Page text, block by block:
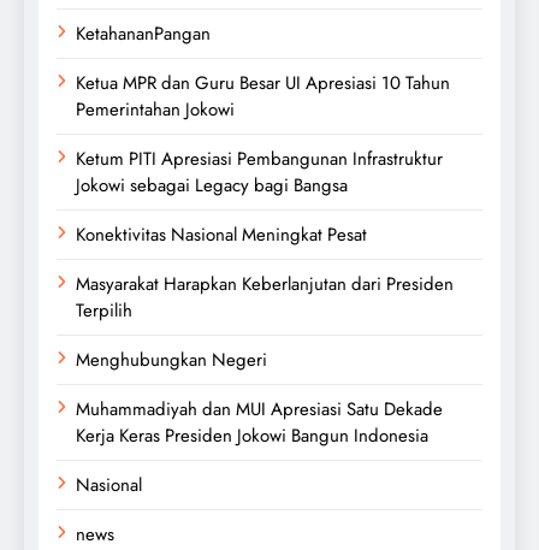
KetahananPangan
Ketua MPR dan Guru Besar UI Apresiasi 10 Tahun
Pemerintahan Jokowi
Ketum PITI Apresiasi Pembangunan Infrastruktur
Jokowi sebagai Legacy bagi Bangsa
Konektivitas Nasional Meningkat Pesat
Masyarakat Harapkan Keberlanjutan dari Presiden
Terpilih
Menghubungkan Negeri
Muhammadiyah dan MUI Apresiasi Satu Dekade
Kerja Keras Presiden Jokowi Bangun Indonesia
Nasional
news